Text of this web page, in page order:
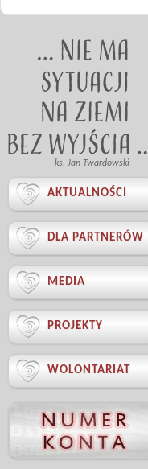
ks. Jan Twardowski
 AKTUALNOŚCI
 DLA PARTNERÓW
 MEDIA
 PROJEKTY
 WOLONTARIAT